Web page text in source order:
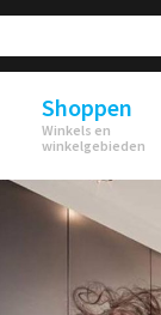
Shoppen
Winkels en
winkelgebieden